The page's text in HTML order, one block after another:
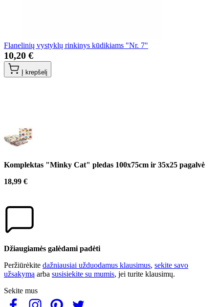
Flanelinių vystyklų rinkinys kūdikiams "Nr. 7"
10,20 €
Į krepšelį
Komplektas "Minky Cat" pledas 100x75cm ir 35x25 pagalvė
18,99 €
Džiaugiamės galėdami padėti
Peržiūrėkite dažniausiai užduodamus klausimus, sekite savo
užsakymą arba susisiekite su mumis, jei turite klausimų.
Sekite mus